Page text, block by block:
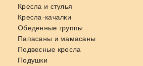
Кресла и стулья
Кресла-качалки
Обеденные группы
Папасаны и мамасаны
Подвесные кресла
Подушки